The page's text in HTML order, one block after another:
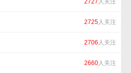
2727 人关注
2725人关注
2706 人关注
2660人关注